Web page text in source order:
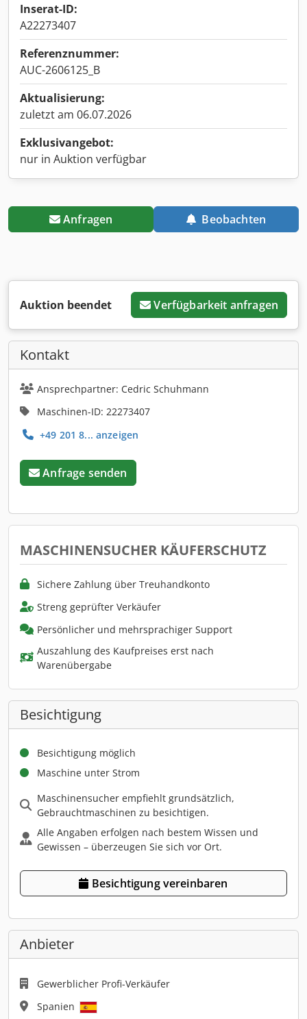
Inserat-ID:
A22273407
Referenznummer:
AUC-2606125_B
Aktualisierung:
zuletzt am 06.07.2026
Exklusivangebot:
nur in Auktion verfügbar
Anfragen Beobachten
Auktion beendet Verfügbarkeit anfragen
Kontakt
Ansprechpartner: Cedric Schuhmann
Maschinen-ID: 22273407
+49 201 8... anzeigen
Anfrage senden
MASCHINENSUCHER KÄUFERSCHUTZ
Sichere Zahlung über Treuhandkonto
Streng geprüfter Verkäufer
Persönlicher und mehrsprachiger Support
Auszahlung des Kaufpreises erst nach
Warenübergabe
Besichtigung
Besichtigung möglich
Maschine unter Strom
Maschinensucher empfiehlt grundsätzlich,
Gebrauchtmaschinen zu besichtigen.
Alle Angaben erfolgen nach bestem Wissen und
Gewissen – überzeugen Sie sich vor Ort.
Besichtigung vereinbaren
Anbieter
Gewerblicher Profi-Verkäufer
Spanien